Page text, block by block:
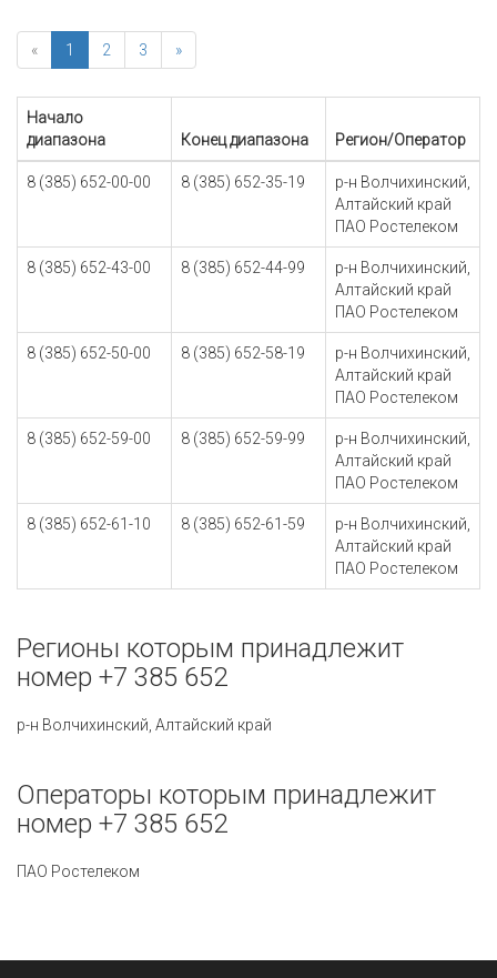
« 1 2 3 »
Начало
диапазона
Конец диапазона Регион/Оператор
8 (385) 652-00-00 8 (385) 652-35-19
р-н Волчихинский,
Алтайский край
ПАО Ростелеком
8 (385) 652-43-00 8 (385) 652-44-99
р-н Волчихинский,
Алтайский край
ПАО Ростелеком
8 (385) 652-50-00 8 (385) 652-58-19
р-н Волчихинский,
Алтайский край
ПАО Ростелеком
8 (385) 652-59-00 8 (385) 652-59-99
р-н Волчихинский,
Алтайский край
ПАО Ростелеком
8 (385) 652-61-10 8 (385) 652-61-59
р-н Волчихинский,
Алтайский край
ПАО Ростелеком
Регионы которым принадлежит
номер +7 385 652
р-н Волчихинский, Алтайский край
Операторы которым принадлежит
номер +7 385 652
ПАО Ростелеком